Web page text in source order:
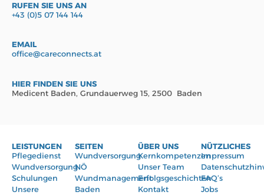
RUFEN SIE UNS AN
+43 (0)5 07 144 144
EMAIL
office@careconnects.at
HIER FINDEN SIE UNS
Medicent Baden, Grundauerweg 15, 2500 Baden
LEISTUNGEN
Pflegedienst
Wundversorgung
Schulungen
Unsere
SEITEN
Wundversorgung
NÖ
Wundmanagement
Baden
ÜBER UNS
Kernkompetenzen
Unser Team
Erfolgsgeschichten
Kontakt
NÜTZLICHES
Impressum
FAQ’s
Jobs